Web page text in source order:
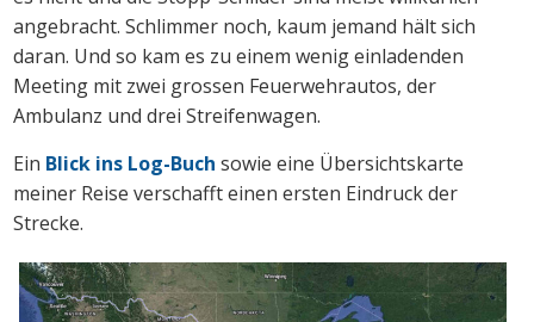
angebracht. Schlimmer noch, kaum jemand hält sich
daran. Und so kam es zu einem wenig einladenden
Meeting mit zwei grossen Feuerwehrautos, der
Ambulanz und drei Streifenwagen.
Ein Blick ins Log-Buch sowie eine Übersichtskarte
meiner Reise verschafft einen ersten Eindruck der
Strecke.